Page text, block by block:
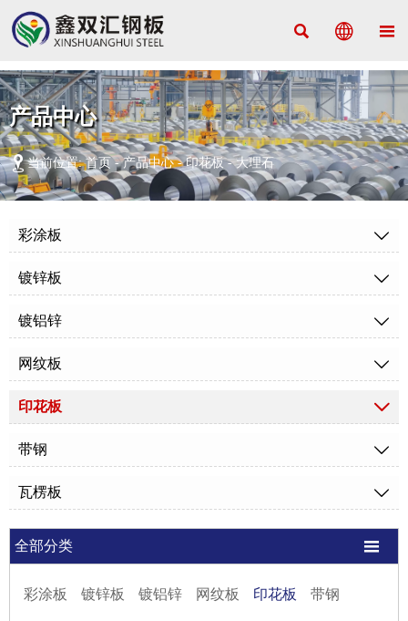
  
产品中心
当前位置:首页 -产品中心-印花板-大理石
彩涂板 
镀锌板 
镀铝锌 
网纹板 
印花板 
带钢 
瓦楞板 
全部分类 
彩涂板 镀锌板 镀铝锌 网纹板 印花板 带钢